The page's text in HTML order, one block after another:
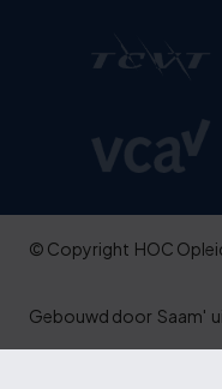
© Copyright HOC
Gebouwd door Saam'